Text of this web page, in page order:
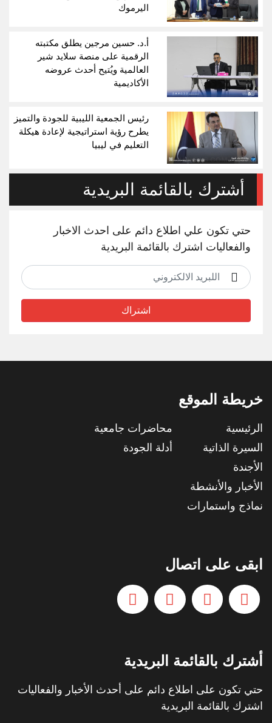
اليرموك
أ.د. حسين مرجين يطلق مكتبته
الرقمية على منصة سلايد شير
العالمية ويُتيح أحدث عروضه
الأكاديمية
رئيس الجمعية الليبية للجودة والتميز
يطرح رؤية استراتيجية لإعادة هيكلة
التعليم في ليبيا
أشترك بالقائمة البريدية
حتي تكون علي اطلاع دائم على احدث الاخبار
والفعاليات اشترك بالقائمة البريدية
اشتراك
خريطة الموقع
الرئيسية
السيرة الذاتية
الأجندة
الأخبار والأنشطة
نماذج واستمارات
محاضرات جامعية
أدلة الجودة
ابقى على اتصال
أشترك بالقائمة البريدية
حتي تكون على اطلاع دائم على أحدث الأخبار والفعاليات
اشترك بالقائمة البريدية